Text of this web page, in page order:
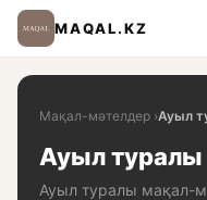
MAQAL.KZ
Мақал-мәтелдер ›Ауыл
Ауыл туралы
Ауыл туралы мақал-